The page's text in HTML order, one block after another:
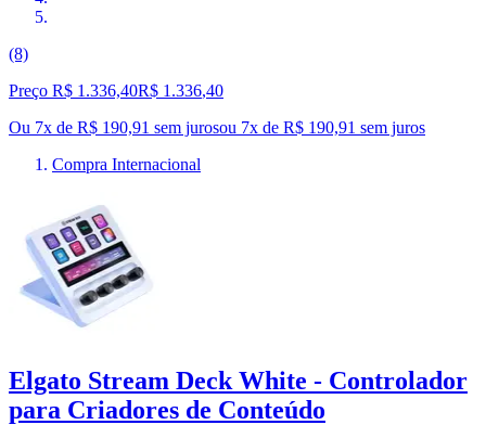
(8)
Preço R$ 1.336,40R$ 1.336,40
Ou 7x de R$ 190,91 sem jurosou 7x de R$ 190,91 sem juros
Compra Internacional
Elgato Stream Deck White - Controlador
para Criadores de Conteúdo